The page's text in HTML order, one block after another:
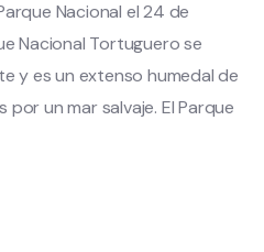
Nacional el 24 de
Nacional Tortuguero se
y es un extenso humedal de
un mar salvaje. El Parque